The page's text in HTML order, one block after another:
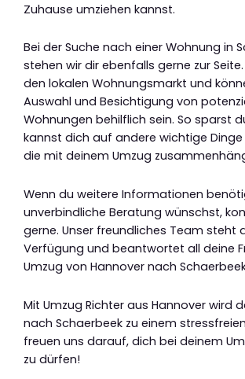
Zuhause umziehen kannst.
Bei der Suche nach einer Wohnung in
stehen wir dir ebenfalls gerne zur Seite.
den lokalen Wohnungsmarkt und
Auswahl und Besichtigung von
Wohnungen behilflich sein. So sparst
kannst dich auf andere wichtige Dinge
die mit deinem Umzug
Wenn du weitere Informationen
unverbindliche Beratung wünschst,
gerne. Unser freundliches Team steht
Verfügung und beantwortet all deine
Umzug von Hannover nach
Mit Umzug Richter aus Hannover wird
nach Schaerbeek zu einem
freuen uns darauf, dich bei deinem
zu dürfen!